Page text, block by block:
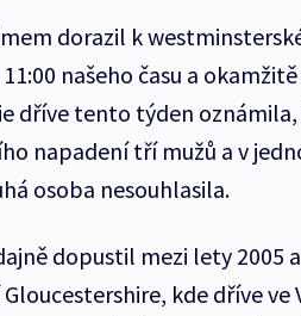
dorazil k
našeho času a
dříve tento týden oznámila,
napadení tří mužů a v
osoba nesouhlasila.
dopustil mezi lety 2005
kde dříve ve